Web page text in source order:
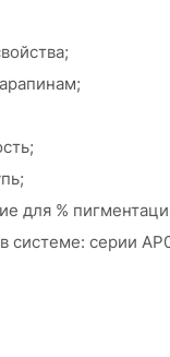
для %
системе: серии